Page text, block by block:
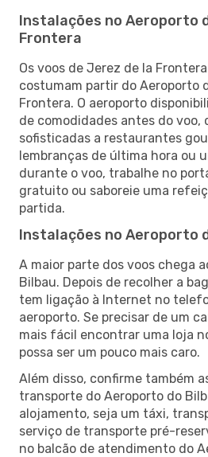
Instalações no Aeroporto
Frontera
Os voos de Jerez de la
costumam partir do Aeroporto
Frontera. O aeroporto
de comodidades antes do voo,
sofisticadas a restaurantes
lembranças de última hora ou
durante o voo, trabalhe no
gratuito ou saboreie uma
partida.
Instalações no Aeroporto
A maior parte dos voos chega
Bilbau. Depois de recolher a
tem ligação à Internet no
aeroporto. Se precisar de um
mais fácil encontrar uma loja
possa ser um pouco mais caro.
Além disso, confirme também
transporte do Aeroporto do
alojamento, seja um táxi,
serviço de transporte pré-
no balcão de atendimento do